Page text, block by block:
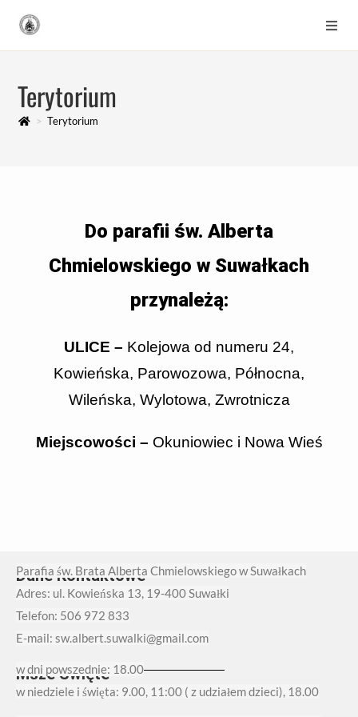
Terytorium
> Terytorium
Do parafii św. Alberta
Chmielowskiego w Suwałkach
przynależą:
ULICE – Kolejowa od numeru 24,
Kowieńska, Parowozowa, Północna,
Wileńska, Wylotowa, Zwrotnicza
Miejscowości – Okuniowiec i Nowa Wieś
Dane Kontaktowe
Parafia św. Brata Alberta Chmielowskiego w Suwałkach
Adres: ul. Kowieńska 13, 19-400 Suwałki
Telefon: 506 972 833
E-mail: sw.albert.suwalki@gmail.com
Msze Święte
w dni powszednie: 18.00
w niedziele i święta: 9.00, 11:00 ( z udziałem dzieci), 18.00